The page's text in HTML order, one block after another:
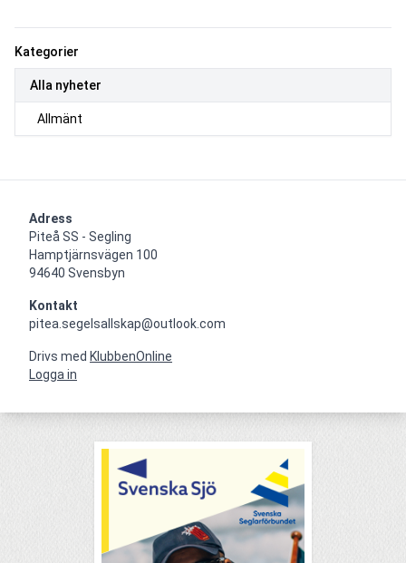
Kategorier
Alla nyheter
Allmänt
Adress
Piteå SS - Segling
Hamptjärnsvägen 100
94640 Svensbyn
Kontakt
pitea.segelsallskap@outlook.com
Drivs med KlubbenOnline
Logga in